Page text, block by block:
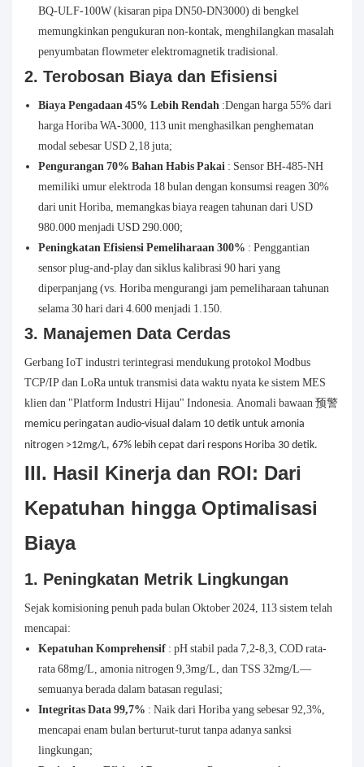
BQ-ULF-100W (kisaran pipa DN50-DN3000) di bengkel
memungkinkan pengukuran non-kontak, menghilangkan masalah
penyumbatan flowmeter elektromagnetik tradisional.
2. Terobosan Biaya dan Efisiensi
Biaya Pengadaan 45% Lebih Rendah :Dengan harga 55% dari
harga Horiba WA-3000, 113 unit menghasilkan penghematan
modal sebesar USD 2,18 juta;
Pengurangan 70% Bahan Habis Pakai : Sensor BH-485-NH
memiliki umur elektroda 18 bulan dengan konsumsi reagen 30%
dari unit Horiba, memangkas biaya reagen tahunan dari USD
980.000 menjadi USD 290.000;
Peningkatan Efisiensi Pemeliharaan 300% : Penggantian
sensor plug-and-play dan siklus kalibrasi 90 hari yang
diperpanjang (vs. Horiba mengurangi jam pemeliharaan tahunan
selama 30 hari dari 4.600 menjadi 1.150.
3. Manajemen Data Cerdas
Gerbang IoT industri terintegrasi mendukung protokol Modbus
TCP/IP dan LoRa untuk transmisi data waktu nyata ke sistem MES
klien dan "Platform Industri Hijau" Indonesia. Anomali bawaan 预警
memicu peringatan audio-visual dalam 10 detik untuk amonia
nitrogen >12mg/L, 67% lebih cepat dari respons Horiba 30 detik.
III. Hasil Kinerja dan ROI: Dari
Kepatuhan hingga Optimalisasi
Biaya
1. Peningkatan Metrik Lingkungan
Sejak komisioning penuh pada bulan Oktober 2024, 113 sistem telah
mencapai:
Kepatuhan Komprehensif : pH stabil pada 7,2-8,3, COD rata-
rata 68mg/L, amonia nitrogen 9,3mg/L, dan TSS 32mg/L—
semuanya berada dalam batasan regulasi;
Integritas Data 99,7% : Naik dari Horiba yang sebesar 92,3%,
mencapai enam bulan berturut-turut tanpa adanya sanksi
lingkungan;